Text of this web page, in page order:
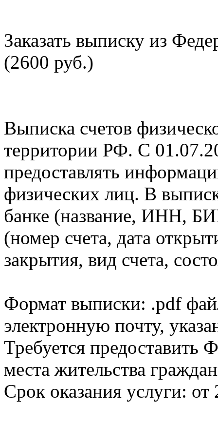
Заказать выписку из
(2600 руб.)
Выписка счетов
территории РФ. С
предоставлять
физических лиц. В
банке (название, ИНН,
(номер счета, дата
закрытия, вид счета,
Формат выписки: .pdf
электронную почту,
Требуется
места жительства
Срок оказания услуги: от